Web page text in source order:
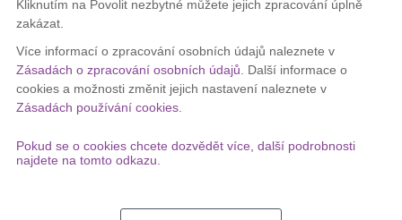
Tesco Mobile ČR - nový operátor?
15. 1. 2013
Zobrazit celý článek
Kliknutím na Povolit nezbytné můžete jejich zpracování úplně
zakázat.
Více informací o zpracování osobních údajů naleznete v
Zásadách o zpracování osobních údajů . Další informace o
cookies a možnosti změnit jejich nastavení naleznete v
Zásadách používání cookies.
Pokud se o cookies chcete dozvědět více, další podrobnosti
najdete na tomto odkazu.